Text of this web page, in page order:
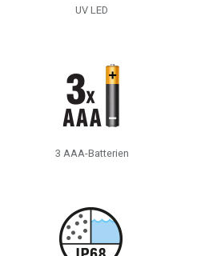
UV LED
3 AAA-Batterien